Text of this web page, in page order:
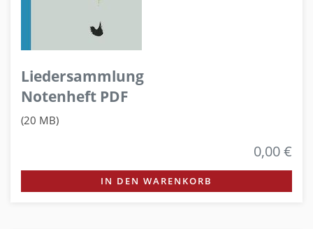
Liedersammlung
Notenheft PDF
(20 MB)
0,00 €
IN DEN WARENKORB